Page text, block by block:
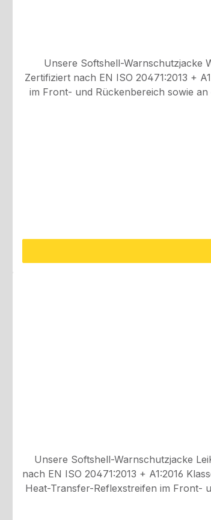
Unsere Softshell-Warnschutzjacke
Zertifiziert nach EN ISO 20471:2013 + A1:2016 Klasse
im Front- und Rückenbereich sowie an den
Unsere Softshell-Warnschutzjacke
nach EN ISO 20471:2013 + A1:2016 Klasse
Heat-Transfer-Reflexstreifen im Front-